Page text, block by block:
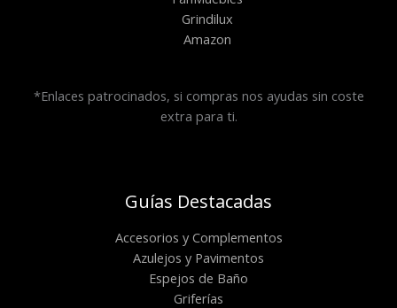
Grindilux
Amazon
*Enlaces patrocinados, si compras nos ayudas sin coste
extra para ti.
Guías Destacadas
Accesorios y Complementos
Azulejos y Pavimentos
Espejos de Baño
Griferías